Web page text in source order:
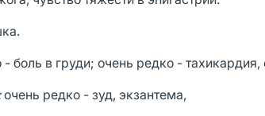
боль в груди; очень редко -
очень редко - зуд, экзантема,